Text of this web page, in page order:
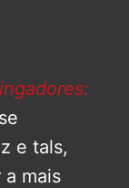
e tals,
mais